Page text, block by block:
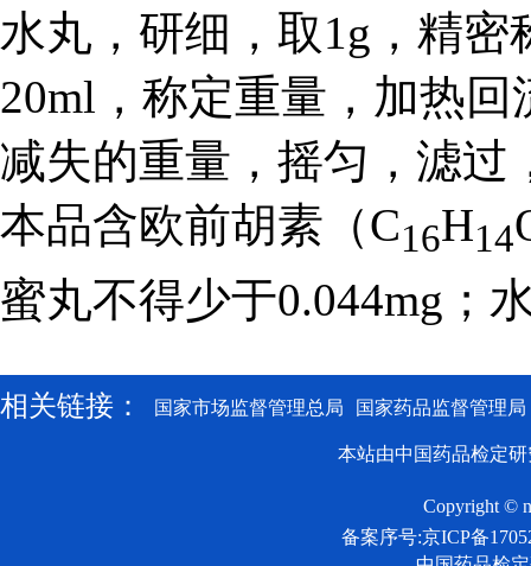
水丸，研细，取1g，精
20ml，称定重量，加热
减失的重量，摇匀，滤过
本品含欧前胡素（C16H14
蜜丸不得少于0.044mg；
相关链接： 国家市场监督管理总局 国家药品监督管理局
本站由中国药品检定
Copyright ©
备案序号:京ICP备